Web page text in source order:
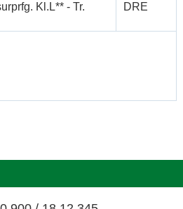
Kl.L** - Tr. DRE